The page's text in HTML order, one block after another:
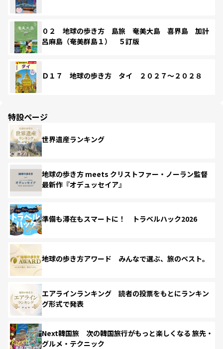
０２ 地球の歩き方 島旅 奄美大島 喜界島 加計
呂麻島（奄美群島１） ５訂版
Ｄ１７ 地球の歩き方 タイ ２０２７～２０２８
特設ページ
世界遺産ランキング
地球の歩き方 meets クリストファー・ノーラン監督
最新作『オデュッセイア』
準備も滞在もスマートに！ トラベルハック2026
地球の歩き方アワード みんなで選ぶ、旅のベスト。
エアラインランキング 読者の投票をもとにランキン
グ形式で発表
Next韓国旅 次の韓国旅行がもっと楽しくなる 旅先・
グルメ・テクニック